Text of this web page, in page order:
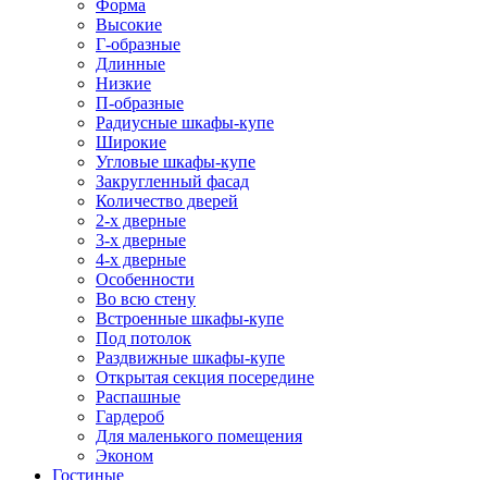
Форма
Высокие
Г-образные
Длинные
Низкие
П-образные
Радиусные шкафы-купе
Широкие
Угловые шкафы-купе
Закругленный фасад
Количество дверей
2-х дверные
3-х дверные
4-х дверные
Особенности
Во всю стену
Встроенные шкафы-купе
Под потолок
Раздвижные шкафы-купе
Открытая секция посередине
Распашные
Гардероб
Для маленького помещения
Эконом
Гостиные